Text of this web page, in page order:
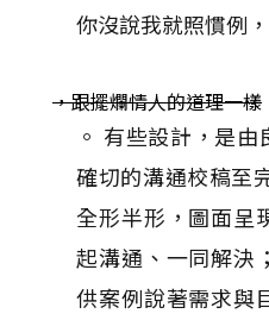
你沒說我就照慣例
，跟擺爛情人的道理一樣
。 有些設計，是
確切的溝通校稿
全形半形，圖面呈
起溝通、一同解決
供案例說著需求與